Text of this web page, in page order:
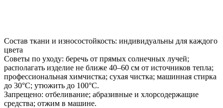
Состав ткани и износостойкость: индивидуальны для каждого
цвета
Советы по уходу: беречь от прямых солнечных лучей;
располагать изделие не ближе 40–60 см от источников тепла;
профессиональная химчистка; сухая чистка; машинная стирка
до 30°C; утюжить до 100°C.
Запрещено: отбеливание; абразивные и хлорсодержащие
средства; отжим в машине.